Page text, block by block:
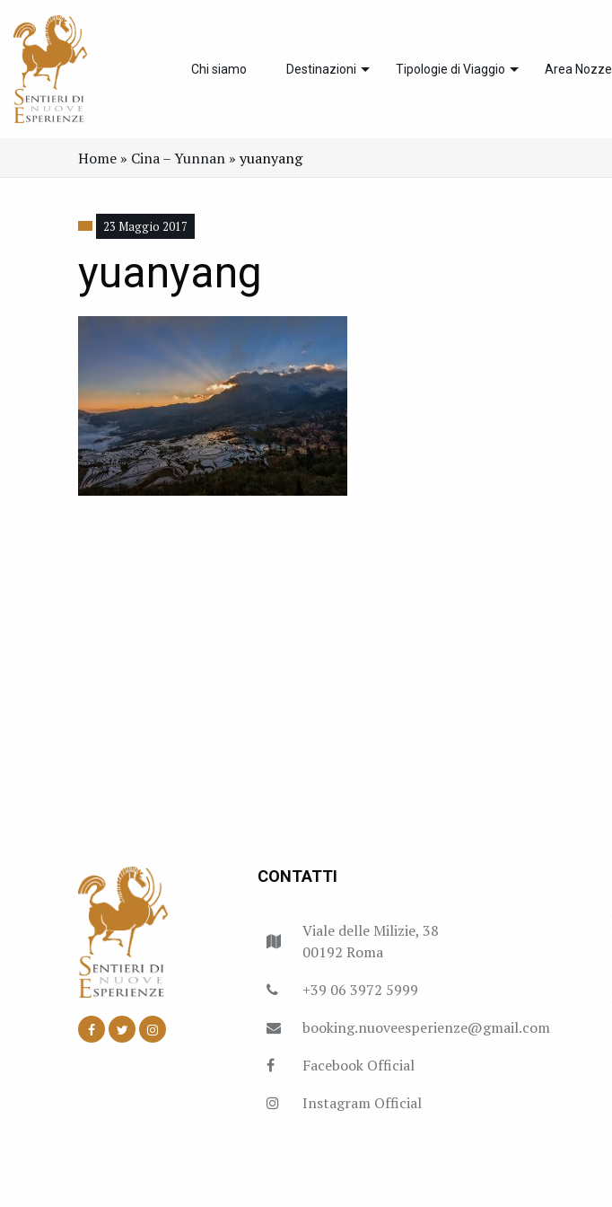
Chi siamo Destinazioni Tipologie di Viaggio Area Nozze
Home » Cina – Yunnan » yuanyang
23 Maggio 2017
yuanyang
CONTATTI
Viale delle Milizie, 38
00192 Roma
+39 06 3972 5999
booking.nuoveesperienze@gmail.com
Facebook Official
Instagram Official